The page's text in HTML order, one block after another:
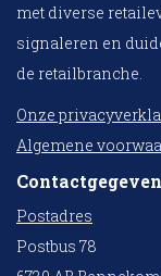
met diverse
signaleren en
de retailbranche.
Onze
Algemene
Postadres
Postbus 78